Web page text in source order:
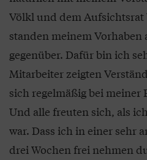
Völkl und dem Aufsichtsrat
standen meinem Vorhaben
gegenüber. Dafür bin ich
Mitarbeiter zeigten
sich regelmäßig bei meiner
Und alle freuten sich, als
war. Dass ich in einer sehr
drei Wochen frei nehmen